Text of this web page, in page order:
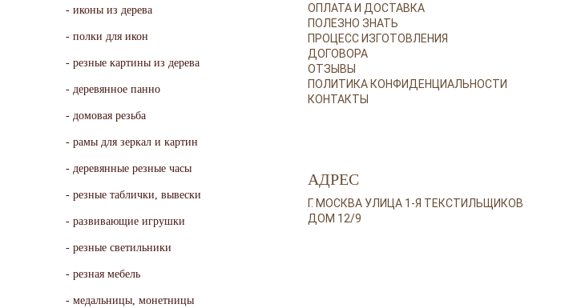
иконы из дерева
полки для икон
резные картины из дерева
деревянное панно
домовая резьба
рамы для зеркал и картин
деревянные резные часы
резные таблички, вывески
развивающие игрушки
резные светильники
резная мебель
медальницы, монетницы
ОПЛАТА И ДОСТАВКА
ПОЛЕЗНО ЗНАТЬ
ПРОЦЕСС ИЗГОТОВЛЕНИЯ
ДОГОВОРА
ОТЗЫВЫ
ПОЛИТИКА КОНФИДЕНЦИАЛЬНОСТИ
КОНТАКТЫ
АДРЕС
Г. МОСКВА УЛИЦА 1-Я ТЕКСТИЛЬЩИКОВ
ДОМ 12/9